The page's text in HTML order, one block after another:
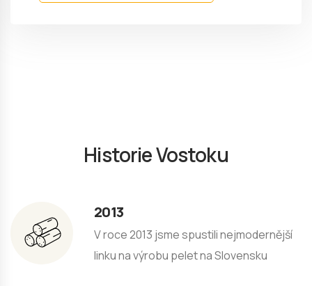
Historie Vostoku
2013
V roce 2013 jsme spustili nejmodernější
linku na výrobu pelet na Slovensku